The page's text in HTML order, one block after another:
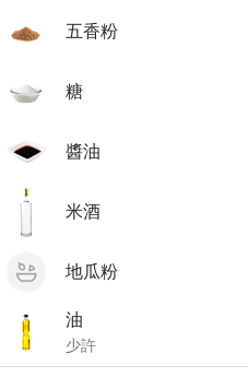
五香粉
糖
醬油
米酒
地瓜粉
油
少許